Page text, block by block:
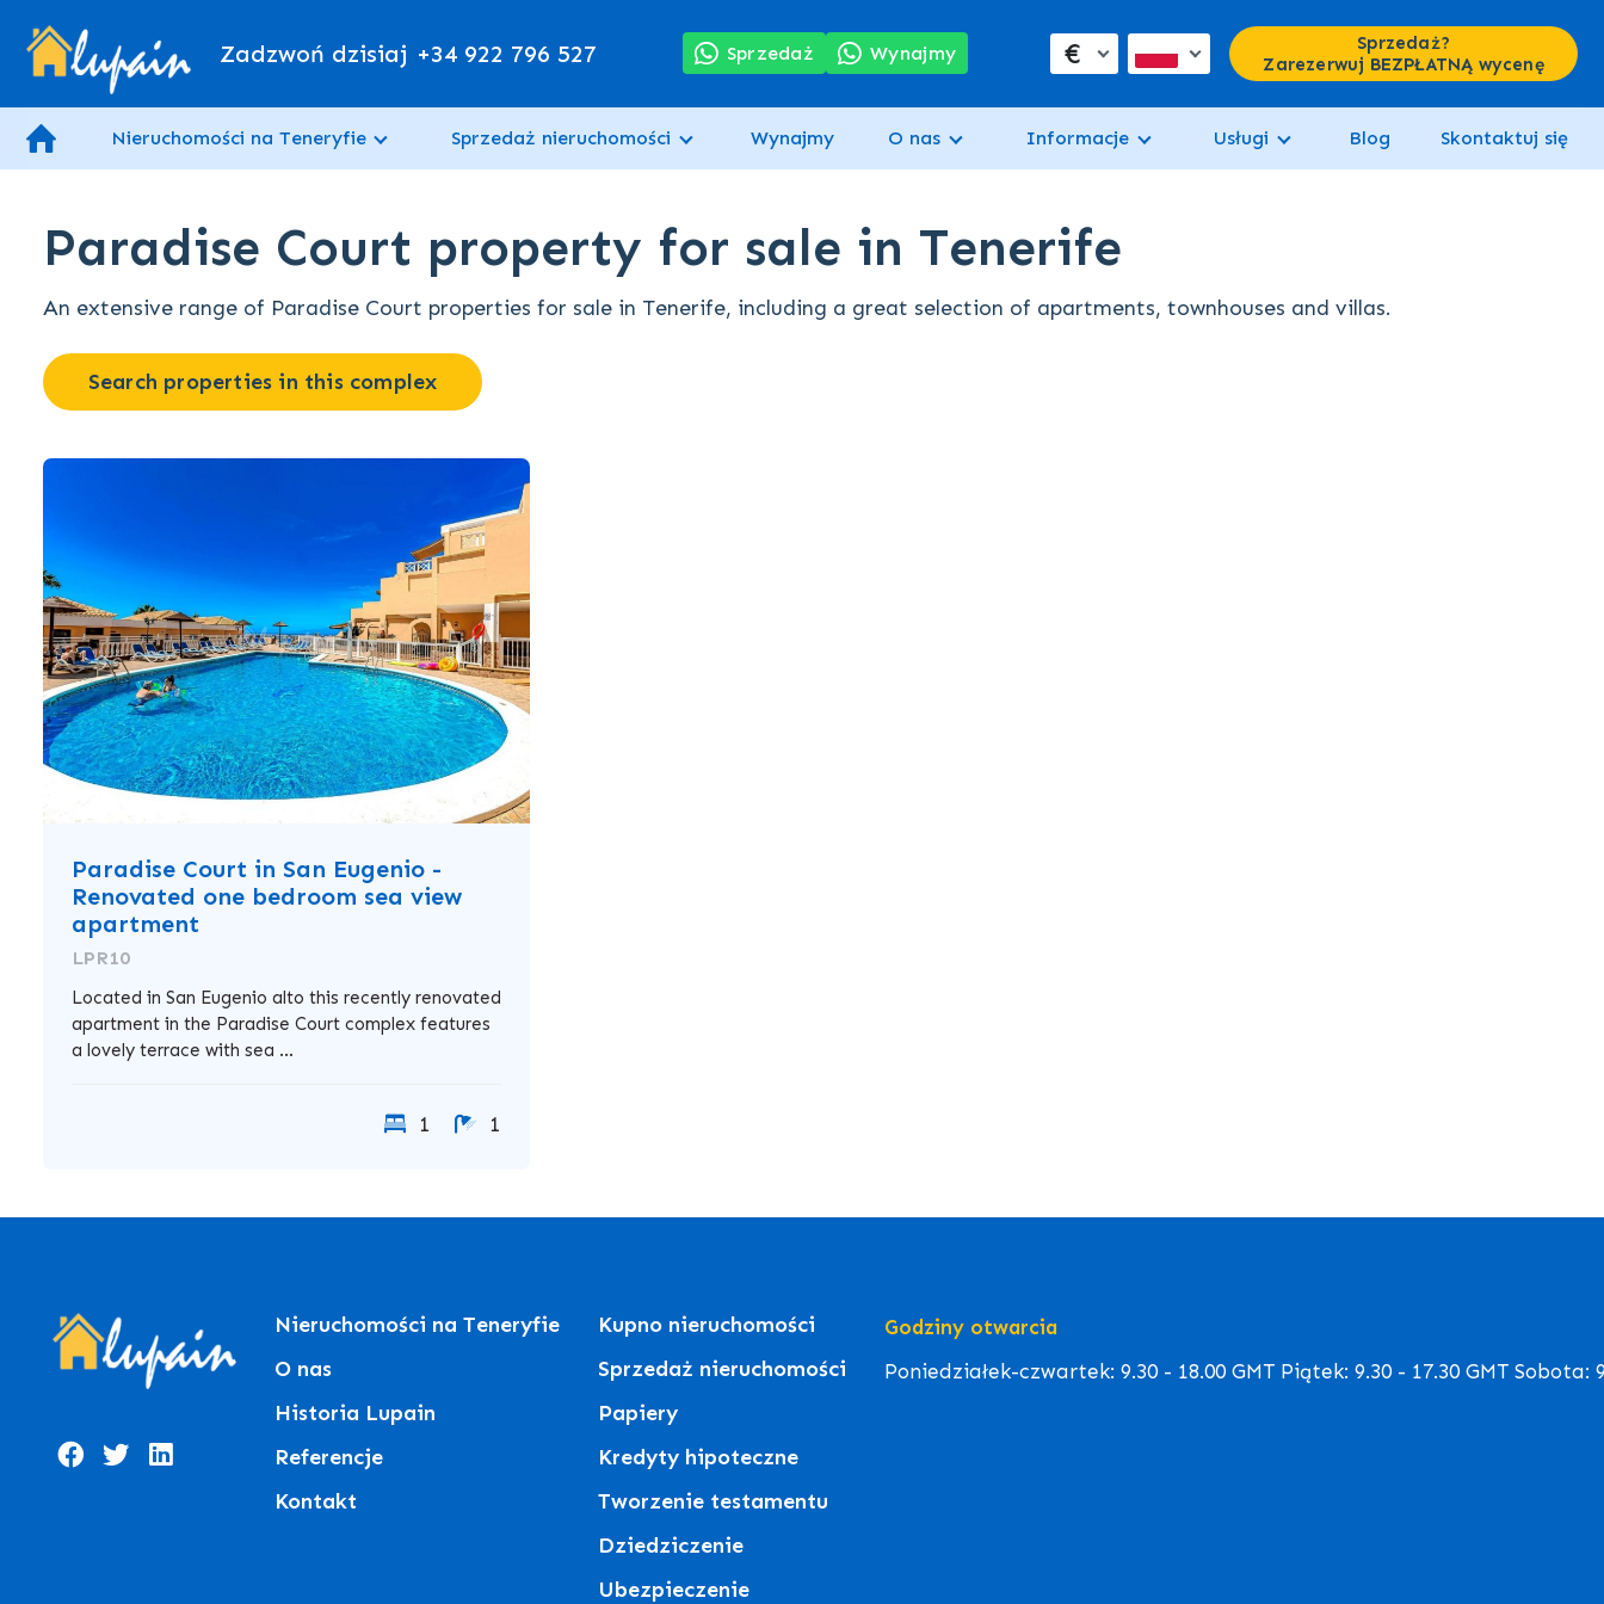
Zadzwoń dzisiaj +34 922 796 527 Sprzedaż Wynajmy €
Sprzedaż?
Zarezerwuj BEZPŁATNĄ wycenę
Nieruchomości na Teneryfie Sprzedaż nieruchomości Wynajmy O nas Informacje Usługi Blog Skontaktuj się
Paradise Court property for sale in Tenerife
An extensive range of Paradise Court properties for sale in Tenerife, including a great selection of apartments, townhouses and villas.
Search properties in this complex
Paradise Court in San Eugenio -
Renovated one bedroom sea view
apartment
LPR10
Located in San Eugenio alto this recently renovated
apartment in the Paradise Court complex features
a lovely terrace with sea ...
1 1
Nieruchomości na Teneryfie
O nas
Historia Lupain
Referencje
Kontakt
Kupno nieruchomości
Sprzedaż nieruchomości
Papiery
Kredyty hipoteczne
Tworzenie testamentu
Dziedziczenie
Ubezpieczenie
Godziny otwarcia
Poniedziałek-czwartek: 9.30 - 18.00 GMT Piątek: 9.30 - 17.30 GMT Sobota: